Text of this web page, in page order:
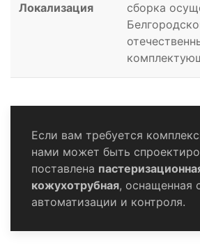
Локализация
сборка
Если вам требуется
нами может быть
поставлена
кожухотрубная, оснащенная
автоматизации и контроля.